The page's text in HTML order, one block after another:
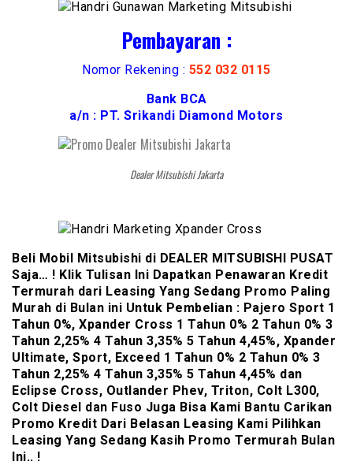
Pembayaran :
Nomor Rekening : 552 032 0115
Bank BCA
a/n : PT. Srikandi Diamond Motors
Dealer Mitsubishi Jakarta
Beli Mobil Mitsubishi di DEALER MITSUBISHI PUSAT
Saja… ! Klik Tulisan Ini Dapatkan Penawaran Kredit
Termurah dari Leasing Yang Sedang Promo Paling
Murah di Bulan ini Untuk Pembelian : Pajero Sport 1
Tahun 0%, Xpander Cross 1 Tahun 0% 2 Tahun 0% 3
Tahun 2,25% 4 Tahun 3,35% 5 Tahun 4,45%, Xpander
Ultimate, Sport, Exceed 1 Tahun 0% 2 Tahun 0% 3
Tahun 2,25% 4 Tahun 3,35% 5 Tahun 4,45% dan
Eclipse Cross, Outlander Phev, Triton, Colt L300,
Colt Diesel dan Fuso Juga Bisa Kami Bantu Carikan
Promo Kredit Dari Belasan Leasing Kami Pilihkan
Leasing Yang Sedang Kasih Promo Termurah Bulan
Ini.. !